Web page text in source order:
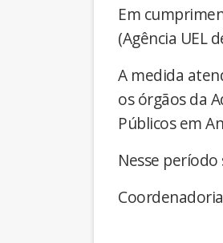
Em
(Agência UEL
A medida
os órgãos da
Públicos em
Nesse